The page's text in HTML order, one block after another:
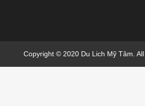
Copyright © 2020 Du Lich Mỹ Tâm. All